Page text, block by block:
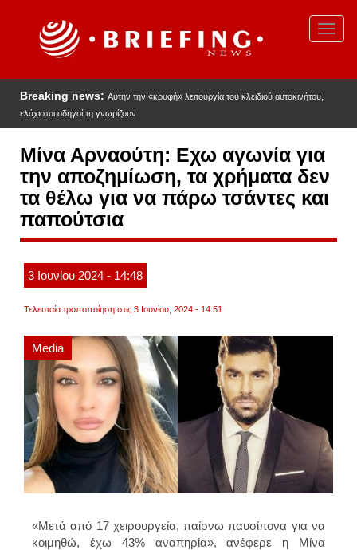
Breaking news: Αυτην την «κρυφή» λειτουργία του κλειδιού αυτοκινήτου,
ελάχιστοι οδηγοί τη γνωρίζουν
Μίνα Αρναούτη: Εχω αγωνία για
την αποζημίωση, τα χρήματα δεν
τα θέλω για να πάρω τσάντες και
παπούτσια
3 Ιουνίου 2024 - 14:48
Τελευταία τροποποίηση στις 3 Ιουνίου, 2024 - 14:51
Media
«Μετά από 17 χειρουργεία, παίρνω παυσίπονα για να
κοιμηθώ, έχω 43% αναπηρία», ανέφερε η Μίνα